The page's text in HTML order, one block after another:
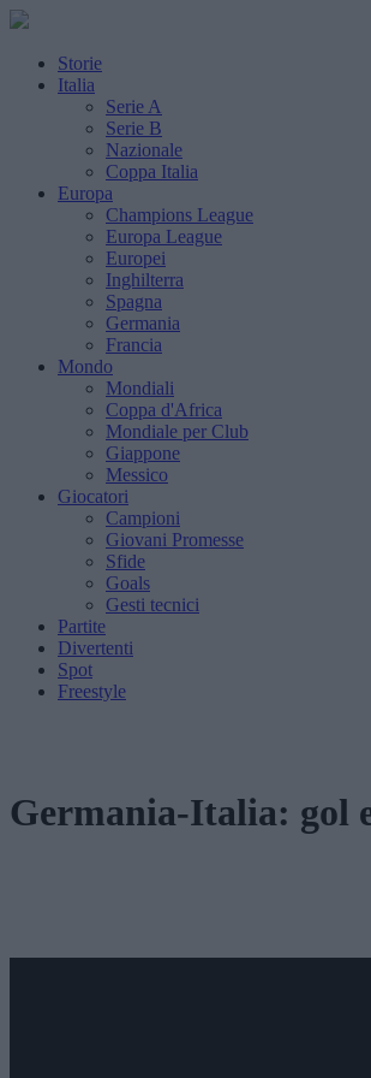
Storie
Italia
Serie A
Serie B
Nazionale
Coppa Italia
Europa
Champions League
Europa League
Europei
Inghilterra
Spagna
Germania
Francia
Mondo
Mondiali
Coppa d'Africa
Mondiale per Club
Giappone
Messico
Giocatori
Campioni
Giovani Promesse
Sfide
Goals
Gesti tecnici
Partite
Divertenti
Spot
Freestyle
Germania-Italia: gol